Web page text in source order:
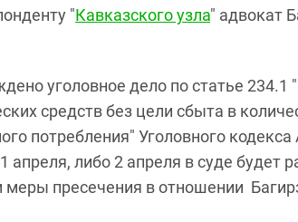
"Кавказского узла" адвокат
уголовное дело по статье 234.1
средств без цели сбыта в
потребления" Уголовного
либо 2 апреля в суде будет
меры пресечения в отношении